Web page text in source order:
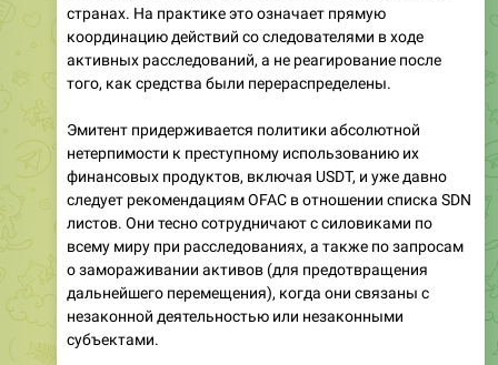
странах. На практике это означает прямую
координацию действий со следователями в ходе
активных расследований, а не реагирование после
того, как средства были перераспределены.
Эмитент придерживается политики абсолютной
нетерпимости к преступному использованию их
финансовых продуктов, включая USDT, и уже давно
следует рекомендациям OFAC в отношении списка SDN
листов. Они тесно сотрудничают с силовиками по
всему миру при расследованиях, а также по запросам
о замораживании активов (для предотвращения
дальнейшего перемещения), когда они связаны с
незаконной деятельностью или незаконными
субъектами.